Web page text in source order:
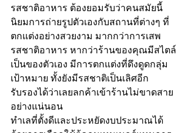
รสชาติอาหาร ต้องยอมรับว่าคนสมัยนี้
นิยมการถ่ายรูปตัวเองกับสถานที่ต่างๆ ที่
ตกแต่งอย่างสวยงาม มากกว่าการเสพ
รสชาติอาหาร หากว่าร้านของคุณมีสไตล์
เป็นของตัวเอง มีการตกแต่งที่ดึงดูดกลุ่ม
เป้าหมาย ทั้งยังมีรสชาติเป็นเลิศอีก
รับรองได้ว่าเลยลกค้าเข้าร้านไม่ขาดสาย
อย่างแน่นอน
ทำเลที่ตั้งดีและประหยัดงบประมาณได้